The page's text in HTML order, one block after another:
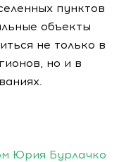
пунктов
объекты
не только в
но и в
Юрия Бурлачко